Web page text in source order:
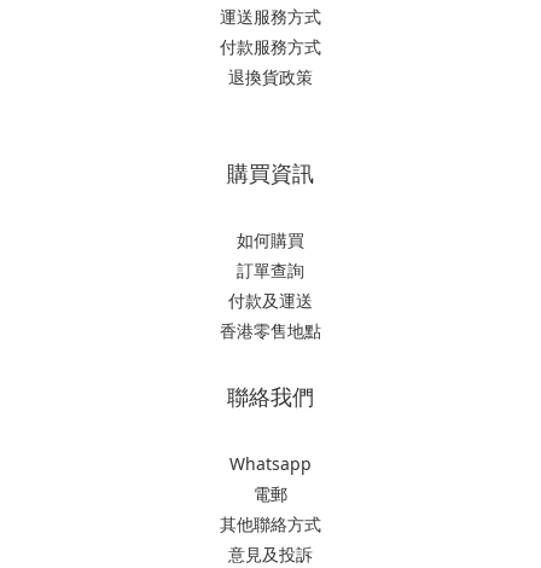
運送服務方式
付款服務方式
退換貨政策
購買資訊
如何購買
訂單查詢
付款及運送
香港零售地點
聯絡我們
Whatsapp
電郵
其他聯絡方式
意見及投訴